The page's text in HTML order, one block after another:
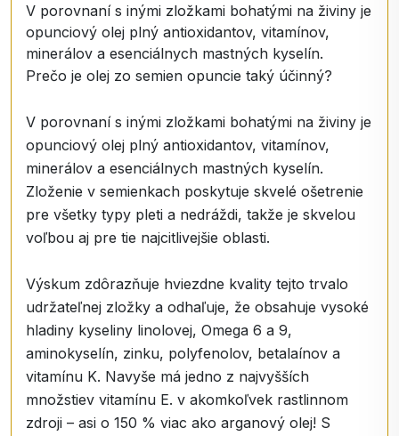
V porovnaní s inými zložkami bohatými na živiny je
opunciový olej plný antioxidantov, vitamínov,
minerálov a esenciálnych mastných kyselín.
Prečo je olej zo semien opuncie taký účinný?
V porovnaní s inými zložkami bohatými na živiny je
opunciový olej plný antioxidantov, vitamínov,
minerálov a esenciálnych mastných kyselín.
Zloženie v semienkach poskytuje skvelé ošetrenie
pre všetky typy pleti a nedráždi, takže je skvelou
voľbou aj pre tie najcitlivejšie oblasti.
Výskum zdôrazňuje hviezdne kvality tejto trvalo
udržateľnej zložky a odhaľuje, že obsahuje vysoké
hladiny kyseliny linolovej, Omega 6 a 9,
aminokyselín, zinku, polyfenolov, betalaínov a
vitamínu K. Navyše má jedno z najvyšších
množstiev vitamínu E. v akomkoľvek rastlinnom
zdroji – asi o 150 % viac ako arganový olej! S